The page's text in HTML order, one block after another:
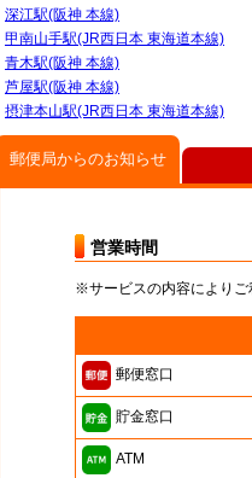
深江駅(阪神 本線)
甲南山手駅(JR西日本 東海道本線)
青木駅(阪神 本線)
芦屋駅(阪神 本線)
摂津本山駅(JR西日本 東海道本線)
郵便局からのお知らせ
営業時間
※サービスの内容によりご
郵便窓口
貯金窓口
ATM